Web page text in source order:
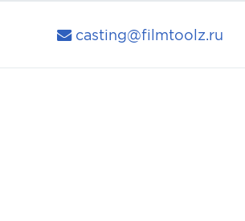
casting@filmtoolz.ru